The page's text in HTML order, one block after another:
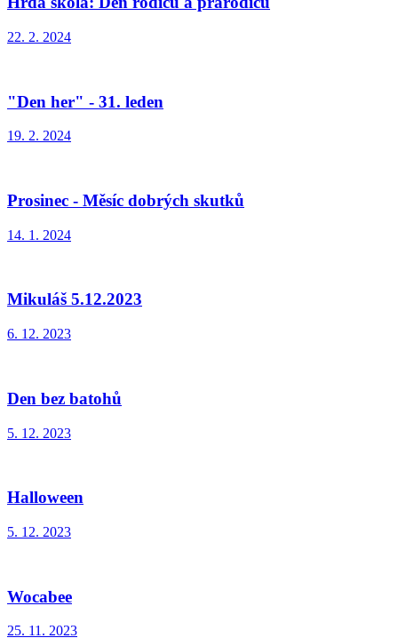
22. 2. 2024
"Den her" - 31. leden
19. 2. 2024
Prosinec - Měsíc dobrých skutků
14. 1. 2024
Mikuláš 5.12.2023
6. 12. 2023
Den bez batohů
5. 12. 2023
Halloween
5. 12. 2023
Wocabee
25. 11. 2023